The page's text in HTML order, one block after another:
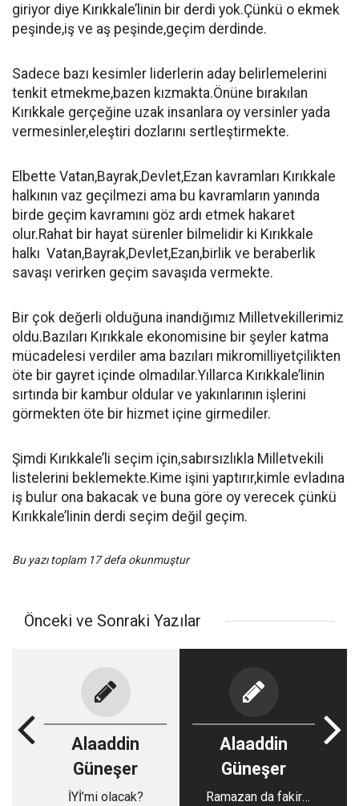
giriyor diye Kırıkkale’linin bir derdi yok.Çünkü o ekmek
peşinde,iş ve aş peşinde,geçim derdinde.
Sadece bazı kesimler liderlerin aday belirlemelerini
tenkit etmekme,bazen kızmakta.Önüne bırakılan
Kırıkkale gerçeğine uzak insanlara oy versinler yada
vermesinler,eleştiri dozlarını sertleştirmekte.
Elbette Vatan,Bayrak,Devlet,Ezan kavramları Kırıkkale
halkının vaz geçilmezi ama bu kavramların yanında
birde geçim kavramını göz ardı etmek hakaret
olur.Rahat bir hayat sürenler bilmelidir ki Kırıkkale
halkı Vatan,Bayrak,Devlet,Ezan,birlik ve beraberlik
savaşı verirken geçim savaşıda vermekte.
Bir çok değerli olduğuna inandığımız Milletvekillerimiz
oldu.Bazıları Kırıkkale ekonomisine bir şeyler katma
mücadelesi verdiler ama bazıları mikromilliyetçilikten
öte bir gayret içinde olmadılar.Yıllarca Kırıkkale’linin
sırtında bir kambur oldular ve yakınlarının işlerini
görmekten öte bir hizmet içine girmediler.
Şimdi Kırıkkale’li seçim için,sabırsızlıkla Milletvekili
listelerini beklemekte.Kime işini yaptırır,kimle evladına
iş bulur ona bakacak ve buna göre oy verecek çünkü
Kırıkkale’linin derdi seçim değil geçim.
Bu yazı toplam 17 defa okunmuştur
Önceki ve Sonraki Yazılar
Alaaddin
Güneşer
İYİ’mi olacak?
Alaaddin
Güneşer
Ramazan da fakir